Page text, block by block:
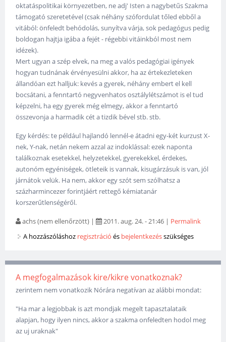
oktatáspolitikai környezetben, ne adj' Isten a nagybetűs Szakma
támogató szeretetével (csak néhány szófordulat tőled ebből a
vitából: önfeledt behódolás, sunyítva várja, sok pedagógus pedig
boldogan hajtja igába a fejét - régebbi vitáinkból most nem
idézek).
Mert ugyan a szép elvek, na meg a valós pedagógiai igények
hogyan tudnának érvényesülni akkor, ha az értekezleteken
állandóan ezt halljuk: kevés a gyerek, néhány embert el kell
bocsátani, a fenntartó negyvenhatos osztálylétszámot is el tud
képzelni, ha egy gyerek még elmegy, akkor a fenntartó
összevonja a harmadik cét a tizdik bével stb. stb.
Egy kérdés: te például hajlandó lennél-e átadni egy-két kurzust X-
nek, Y-nak, netán nekem azzal az indoklással: ezek naponta
találkoznak esetekkel, helyzetekkel, gyerekekkel, érdekes,
autonóm egyéniségek, ötleteik is vannak, kisugárzásuk is van, jól
járnátok velük. Ha nem, akkor egy szót sem szólhatsz a
százharmincezer forintjáért rettegő kémiatanár
korszerűtlenségéről.
achs (nem ellenőrzött) | 2011. aug. 24. - 21:46 | Permalink
A hozzászóláshoz regisztráció és bejelentkezésszükséges
A megfogalmazások kire/kikre vonatkoznak?
zerintem nem vonatkozik Nórára negatívan az alábbi mondat:
"Ha mar a legjobbak is azt mondjak megelt tapasztalataik
alapjan, hogy ilyen nincs, akkor a szakma onfeledten hodol meg
az uj uraknak"